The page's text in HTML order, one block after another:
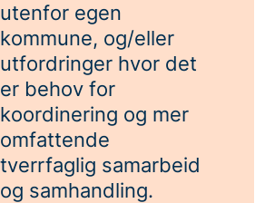
utenfor egen
kommune, og/eller
utfordringer hvor det
er behov for
koordinering og mer
omfattende
tverrfaglig samarbeid
og samhandling.